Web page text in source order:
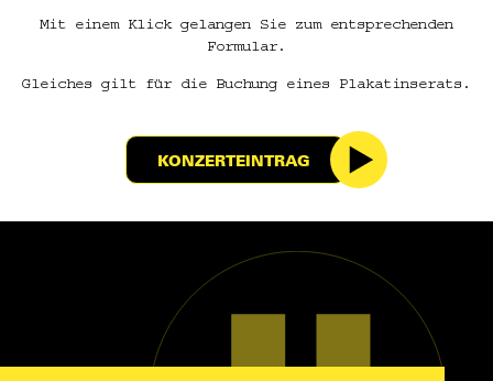
Mit einem Klick gelangen Sie zum entsprechenden
Formular.
Gleiches gilt für die Buchung eines Plakatinserats.
KONZERTEINTRAG